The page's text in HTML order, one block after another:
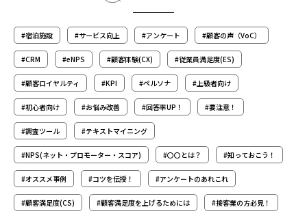
#宿泊施設 #サービス向上 #アンケート #顧客の声（VoC）
#CRM #eNPS #顧客体験(CX) #従業員満足度(ES)
#顧客ロイヤルティ #KPI #ペルソナ #上級者向け
#初心者向け #お悩み改善 #回答率UP！ #要注意！
#調査ツール #テキストマイニング
#NPS(ネット・プロモーター・スコア) #〇〇とは？ #知っておこう！
#オススメ事例 #コツを伝授！ #アンケートのあれこれ
#顧客満足度(CS) #顧客満足度を上げるためには #接客業の方必見！